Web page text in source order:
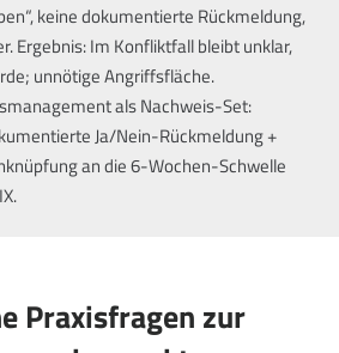
keine dokumentierte Rückmeldung,
Ergebnis: Im Konfliktfall bleibt unklar,
unnötige Angriffsfläche.
als Nachweis-Set:
Ja/Nein-Rückmeldung +
an die 6-Wochen-Schwelle
Praxisfragen zur